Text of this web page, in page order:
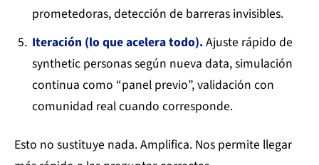
prometedoras, detección de barreras invisibles.
Iteración (lo que acelera todo).Ajuste rápido de
synthetic personas según nueva data, simulación
continua como “panel previo”, validación con
comunidad real cuando corresponde.
Esto no sustituye nada. Amplifica. Nos permite llegar